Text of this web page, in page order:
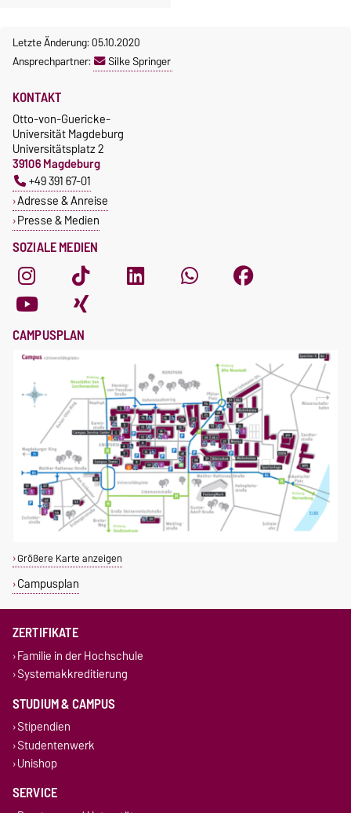
Letzte Änderung: 05.10.2020
Ansprechpartner:
Silke Springer
SOZIALE MEDIEN
KONTAKT
Otto-von-Guericke-
Universität Magdeburg
Universitätsplatz 2
39106 Magdeburg
+49 391 67-01
Adresse & Anreise
Presse & Medien
CAMPUSPLAN
Größere Karte anzeigen
Campusplan
ZERTIFIKATE
Familie in der Hochschule
Systemakkreditierung
STUDIUM & CAMPUS
Stipendien
Studentenwerk
Unishop
SERVICE